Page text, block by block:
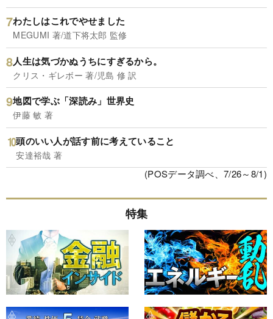
わたしはこれでやせました
MEGUMI 著/道下将太郎 監修
人生は気づかぬうちにすぎるから。
クリス・ギレボー 著/児島 修 訳
地図で学ぶ「深読み」世界史
伊藤 敏 著
頭のいい人が話す前に考えていること
安達裕哉 著
(POSデータ調べ、7/26～8/1)
特集